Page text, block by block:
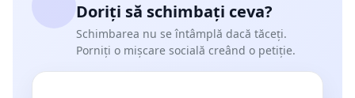
Doriți să schimbați ceva?
Schimbarea nu se întâmplă dacă tăceți.
Porniți o mișcare socială creând o petiție.